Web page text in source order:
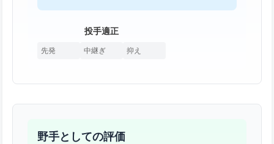
投手適正
先発 中継ぎ 抑え
野手としての評価